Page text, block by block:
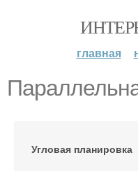
главная
Угловая планировка